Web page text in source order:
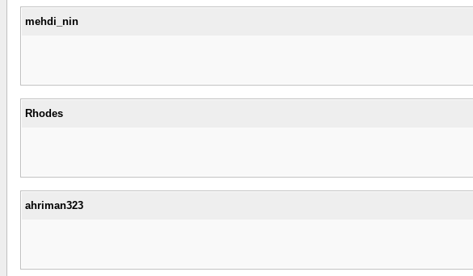
mehdi_nin
Rhodes
ahriman323